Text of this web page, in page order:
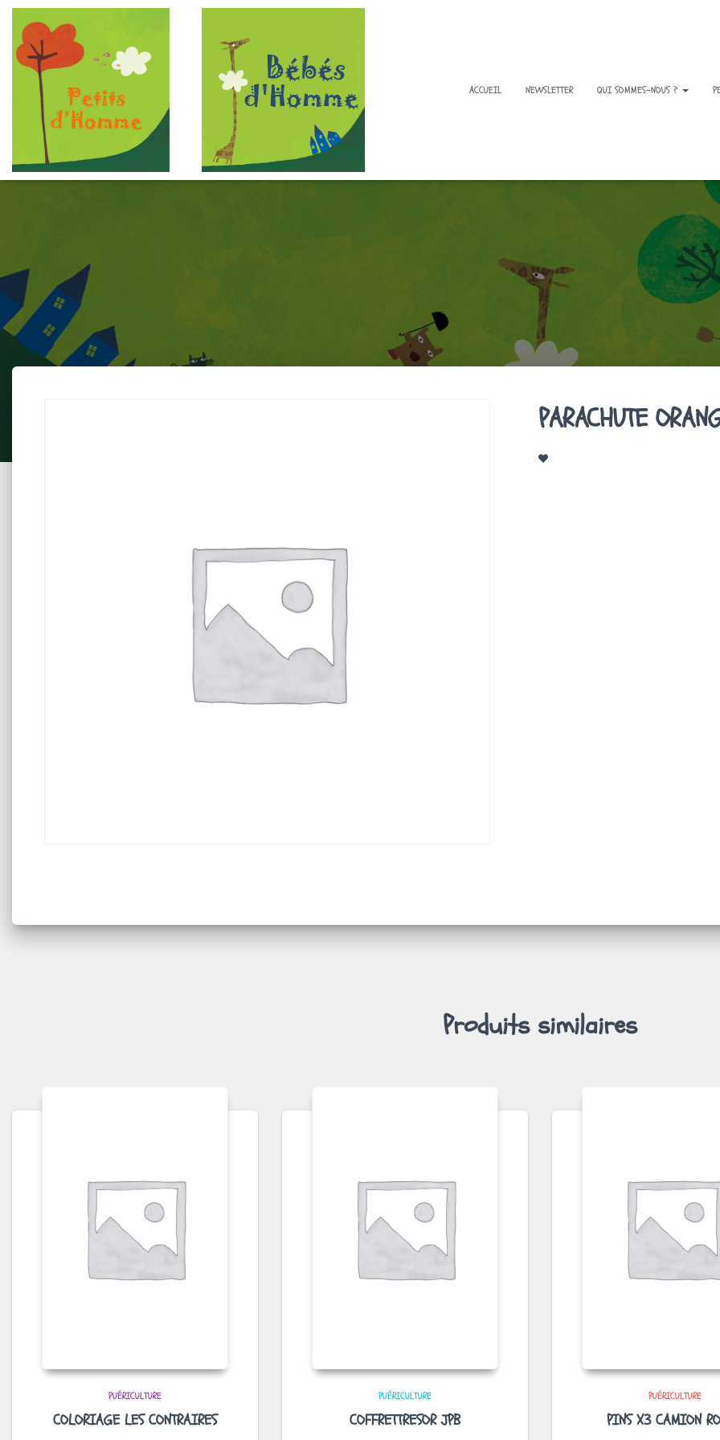
ACCUEIL NEWSLETTER QUI SOMMES-NOUS ?
PARACHUTE
Produits similaires
PUÉRICULTURE
COLORIAGE LES CONTRAIRES
PUÉRICULTURE
COFFRETTRESOR JPB
PUÉRICULTURE
PINS X3 CAMION